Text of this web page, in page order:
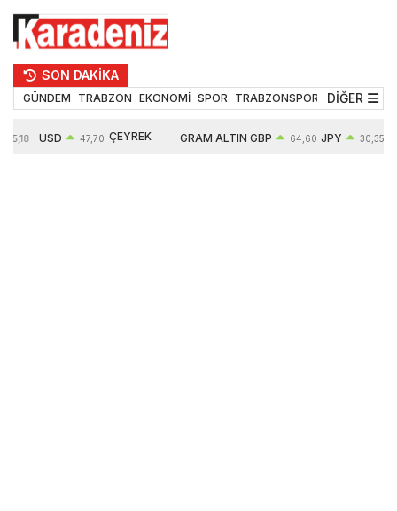
SON DAKİKA
GÜNDEM TRABZON EKONOMİ SPOR TRABZONSPOR TEKNOLOJİ
DİĞER
55,18 USD 47,70 ÇEYREK GRAM ALTIN GBP 64,60 JPY 30,35